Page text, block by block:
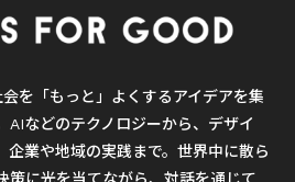
を「もっと」よくするアイデアを集
AIなどのテクノロジーから、デザイ
企業や地域の実践まで。世界中に散ら